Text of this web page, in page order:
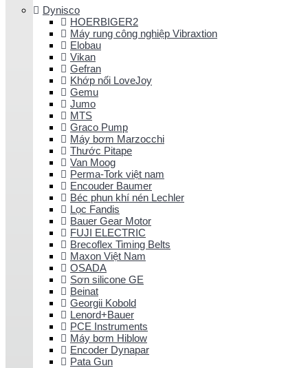
Dynisco
HOERBIGER2
Máy rung công nghiệp Vibraxtion
Elobau
Vikan
Gefran
Khớp nối LoveJoy
Gemu
Jumo
MTS
Graco Pump
Máy bơm Marzocchi
Thước Pitape
Van Moog
Perma-Tork việt nam
Encouder Baumer
Béc phun khí nén Lechler
Lọc Fandis
Bauer Gear Motor
FUJI ELECTRIC
Brecoflex Timing Belts
Maxon Việt Nam
OSADA
Sơn silicone GE
Beinat
Georgii Kobold
Lenord+Bauer
PCE Instruments
Máy bơm Hiblow
Encoder Dynapar
Pata Gun